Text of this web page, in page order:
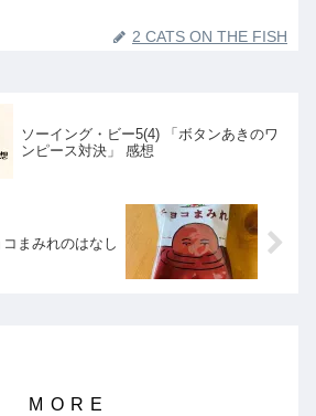
2 CATS ON THE FISH
ソーイング・ビー5(4) 「ボタンあきのワ
ンピース対決」 感想
まみれのはなし